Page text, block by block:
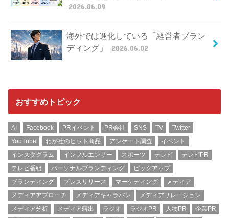
2026.06.09
海外では進化している「経営者ブラン
ディング」
2026.06.02
おすすめトピック
AI Facebook PRイベント PR会社 SNS TV
Twitter
YouTube
わが社のヒット商品 アンケート調査
イベント
インスタグラム
インフルエンサー スポーツ テレビ
テレビPR
テレビ番組
パーソナルブランディング
ピックアップ
ブランディング
プレスリリース マーケティング
メディア
メディアアプローチ
メディアキャラバン
メディアリレーション
メディア分析
メディア露出 ラジオ ラジオPR 人物PR
企業PR